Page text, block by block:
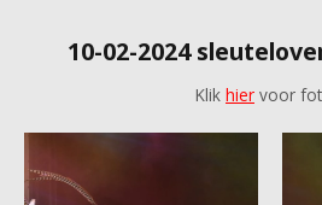
10-02-2024
Klik hier voor